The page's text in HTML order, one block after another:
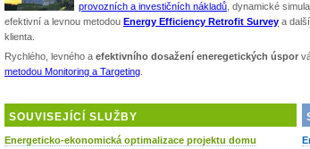
provozních a investičních nákladů , dynamické
efektivní a levnou metodou Energy Efficiency Retrofit Survey a
klienta.
Rychlého, levného a efektivního dosažení eneregetických úspor
metodou Monitoring a Targeting
SOUVISEJÍCÍ SLUŽBY
Energeticko-ekonomická optimalizace projektu domu